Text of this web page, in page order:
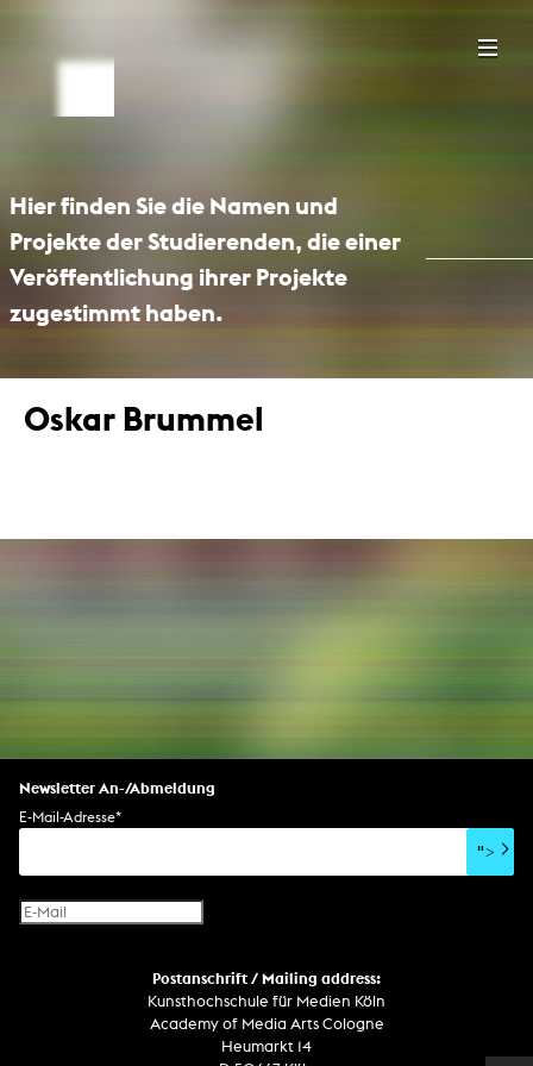
Hier finden Sie die Namen und
Projekte der Studierenden, die einer
Veröffentlichung ihrer Projekte
zugestimmt haben.
Oskar Brummel
Newsletter An-/Abmeldung
E-Mail-Adresse*
">
Postanschrift / Mailing address:
Kunsthochschule für Medien Köln
Academy of Media Arts Cologne
Heumarkt 14